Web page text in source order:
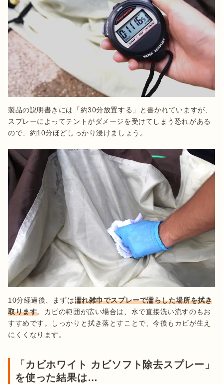
製品の説明書きには「約30分放置する」と書かれていますが、
スプレーによってテントがダメージを受けてしまう恐れがある
ので、約10分ほどしっかり浸けましょう。
10分経過後、まずは濡れ雑巾でスプレーで濡らした場所を拭き
取ります。カビの範囲が広い場合は、水で直接洗い流すのもお
すすめです。しっかりと拭き落とすことで、今後もカビが生え
にくくなります。
「カビホワイト カビソフト除去スプレー」
を使った結果は…